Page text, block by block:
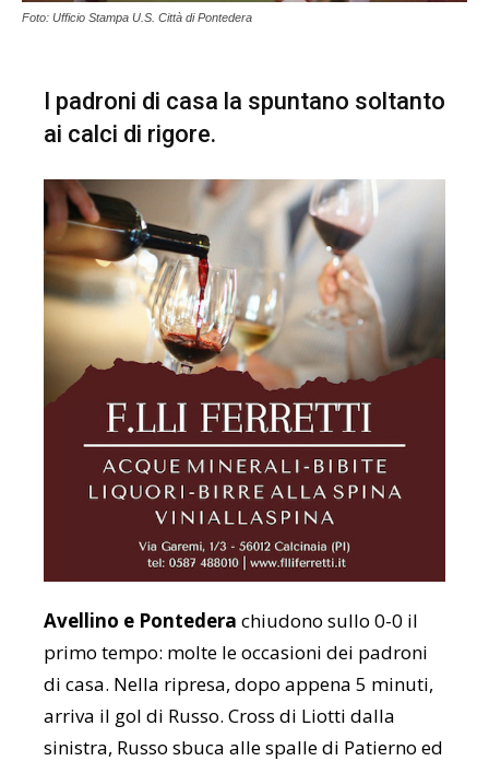
Foto: Ufficio Stampa U.S. Città di Pontedera
I padroni di casa la spuntano soltanto
ai calci di rigore.
Avellino e Pontedera chiudono sullo 0-0 il
primo tempo: molte le occasioni dei padroni
di casa. Nella ripresa, dopo appena 5 minuti,
arriva il gol di Russo. Cross di Liotti dalla
sinistra, Russo sbuca alle spalle di Patierno ed